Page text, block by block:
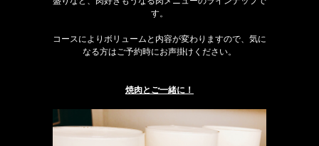
す。
コースによりボリュームと内容が変わりますので、気に
なる方はご予約時にお声掛けください。
焼肉とご一緒に！